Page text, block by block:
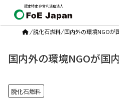
認定特定非営利活動法人
/脱化石燃料/国内外の環境NGOが
国内外の環境NGOが国
脱化石燃料